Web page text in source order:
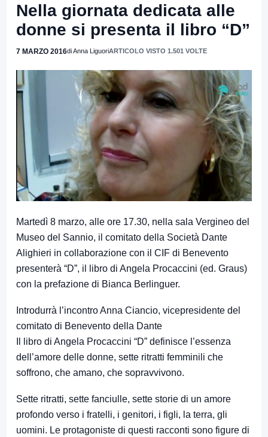
Nella giornata dedicata alle
donne si presenta il libro “D”
7 MARZO 2016di Anna LiguoriARTICOLO VISTO 1.501 VOLTE
Martedì 8 marzo, alle ore 17.30, nella sala Vergineo del
Museo del Sannio, il comitato della Società Dante
Alighieri in collaborazione con il CIF di Benevento
presenterà “D”, il libro di Angela Procaccini (ed. Graus)
con la prefazione di Bianca Berlinguer.
Introdurrà l’incontro Anna Ciancio, vicepresidente del
comitato di Benevento della Dante
Il libro di Angela Procaccini “D” definisce l’essenza
dell’amore delle donne, sette ritratti femminili che
soffrono, che amano, che sopravvivono.
Sette ritratti, sette fanciulle, sette storie di un amore
profondo verso i fratelli, i genitori, i figli, la terra, gli
uomini. Le protagoniste di questi racconti sono figure di